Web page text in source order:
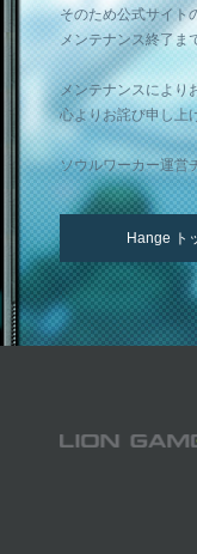
そのため公式サイト
メンテナンス終了ま
メンテナンスにより
心よりお詫び申し上
ソウルワーカー運営
Hange ト